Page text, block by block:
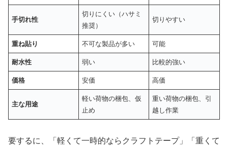
手切れ性
切りにくい（ハサミ
推奨）
切りやすい
重ね貼り 不可な製品が多い 可能
耐水性 弱い 比較的強い
価格 安価 高価
主な用途
軽い荷物の梱包、仮
止め
重い荷物の梱包、引
越し作業
要するに、「軽くて一時的ならクラフトテープ」「重くて